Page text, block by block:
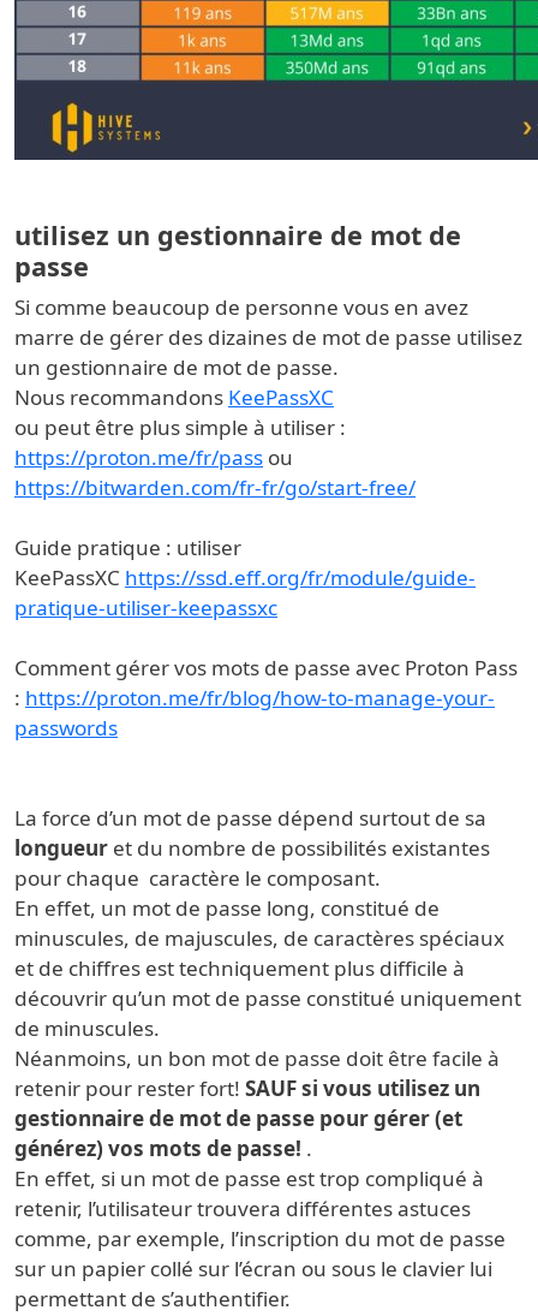
utilisez un gestionnaire de mot de
passe
Si comme beaucoup de personne vous en avez
marre de gérer des dizaines de mot de passe utilisez
un gestionnaire de mot de passe.
Nous recommandons KeePassXC
ou peut être plus simple à utiliser :
https://proton.me/fr/pass ou
https://bitwarden.com/fr-fr/go/start-free/
Guide pratique : utiliser
KeePassXC https://ssd.eff.org/fr/module/guide-
pratique-utiliser-keepassxc
Comment gérer vos mots de passe avec Proton Pass
: https://proton.me/fr/blog/how-to-manage-your-
passwords
La force d’un mot de passe dépend surtout de sa
longueur et du nombre de possibilités existantes
pour chaque caractère le composant.
En effet, un mot de passe long, constitué de
minuscules, de majuscules, de caractères spéciaux
et de chiffres est techniquement plus difficile à
découvrir qu’un mot de passe constitué uniquement
de minuscules.
Néanmoins, un bon mot de passe doit être facile à
retenir pour rester fort! SAUF si vous utilisez un
gestionnaire de mot de passe pour gérer (et
générez) vos mots de passe! .
En effet, si un mot de passe est trop compliqué à
retenir, l’utilisateur trouvera différentes astuces
comme, par exemple, l’inscription du mot de passe
sur un papier collé sur l’écran ou sous le clavier lui
permettant de s’authentifier.